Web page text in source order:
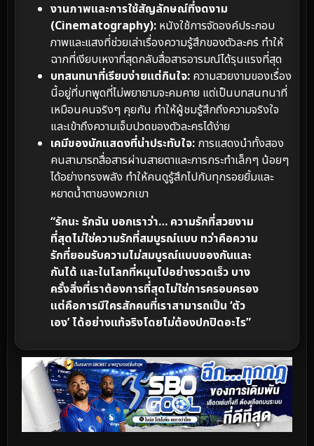
งานภาพและการใช้สัญลักษณ์ที่งดงาม
(Cinematography): หนังใช้การจัดองค์ประกอบ
ภาพและแสงที่ช่วยเล่าเรื่องความรู้สึกของตัวละคร ทำให้
ฉากที่เงียบเหงาที่สุดกลับสื่อสารอารมณ์ได้รุนแรงที่สุด
บทสนทนาที่เรียบง่ายแต่กินใจ: ความสวยงามของเรื่อง
นี้อยู่ที่บทพูดที่ไม่พยายามจะคมคาย แต่เป็นบทสนทนาที่
เหมือนคนจริงๆ คุยกัน ทำให้ผู้ชมรู้สึกถึงความจริงใจ
และเข้าถึงความเจ็บปวดของตัวละครได้ง่าย
เคมีของนักแสดงที่น่าประทับใจ: การแสดงนำทั้งสอง
คนสามารถสื่อสารผ่านสายตาและการกระทำเล็กๆ น้อยๆ
ได้อย่างทรงพลัง ทำให้คนดูรู้สึกไปกับทุกรอยยิ้มและ
หยาดน้ำตาของพวกเขา
“รักนะ รักฉัน บอกเราว่า… ความรักที่สวยงาม
ที่สุดไม่ใช่ความรักที่สมบูรณ์แบบ ทว่าคือความ
รักที่ยอมรับความไม่สมบูรณ์แบบของกันและ
กันได้ และในโลกที่หมุนไปอย่างรวดเร็ว บาง
ครั้งสิ่งที่เราต้องการที่สุดไม่ใช่การครอบครอง
แต่คือการมีใครสักคนที่เราสามารถเป็น ‘ตัว
เอง’ ได้อย่างแท้จริงโดยไม่ต้องปกปิดอะไร”